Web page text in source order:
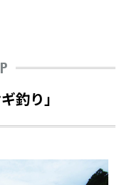
釣り」